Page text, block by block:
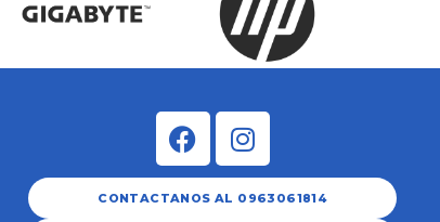
CONTACTANOS AL 0963061814